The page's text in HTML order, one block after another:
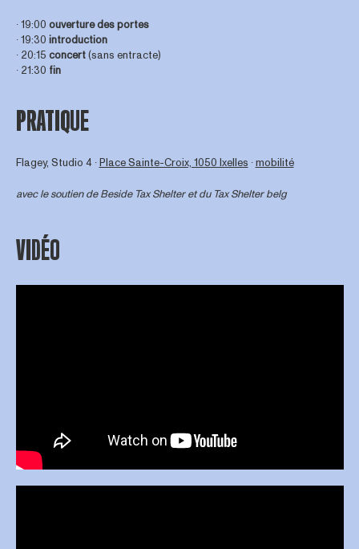
∙ 19:00 ouverture des portes
∙ 19:30 introduction
∙ 20:15 concert(sans entracte)
∙ 21:30 fin
PRATIQUE
Flagey, Studio 4 ∙Place Sainte-Croix, 1050 Ixelles ∙mobilité
avec le soutien deBeside Tax Shelteret du Tax Shelter belg
VIDÉO